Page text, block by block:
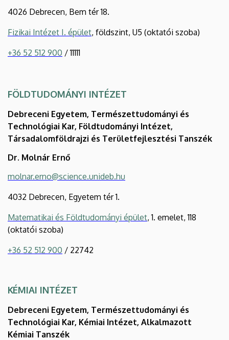
4026 Debrecen, Bem tér 18.
Fizikai Intézet I. épület, földszint, U5 (oktatói szoba)
+36 52 512 900 / 11111
FÖLDTUDOMÁNYI INTÉZET
Debreceni Egyetem, Természettudományi és
Technológiai Kar, Földtudományi Intézet,
Társadalomföldrajzi és Területfejlesztési Tanszék
Dr. Molnár Ernő
molnar.erno@science.unideb.hu
4032 Debrecen, Egyetem tér 1.
Matematikai és Földtudományi épület, 1. emelet, 118
(oktatói szoba)
+36 52 512 900 / 22742
KÉMIAI INTÉZET
Debreceni Egyetem, Természettudományi és
Technológiai Kar, Kémiai Intézet, Alkalmazott
Kémiai Tanszék